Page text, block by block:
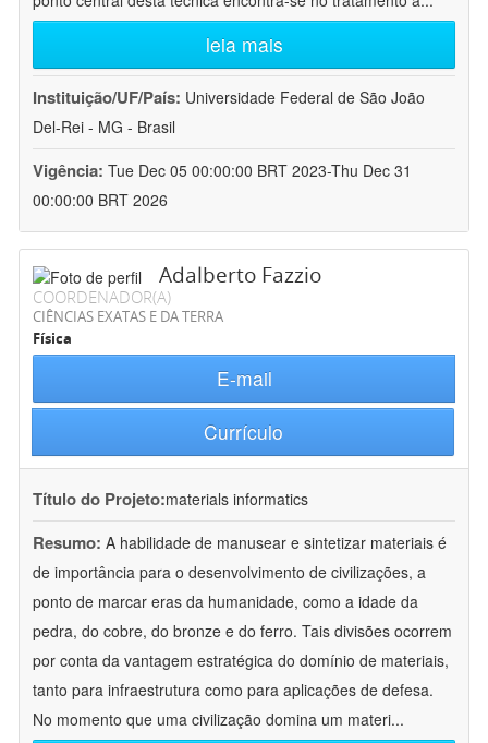
leia mais
Instituição/UF/País: Universidade Federal de São João
Del-Rei - MG - Brasil
Vigência: Tue Dec 05 00:00:00 BRT 2023-Thu Dec 31
00:00:00 BRT 2026
Adalberto Fazzio
COORDENADOR(A)
CIÊNCIAS EXATAS E DA TERRA
Física
E-mail
Currículo
Título do Projeto:materials informatics
Resumo: A habilidade de manusear e sintetizar materiais é
de importância para o desenvolvimento de civilizações, a
ponto de marcar eras da humanidade, como a idade da
pedra, do cobre, do bronze e do ferro. Tais divisões ocorrem
por conta da vantagem estratégica do domínio de materiais,
tanto para infraestrutura como para aplicações de defesa.
No momento que uma civilização domina um materi...